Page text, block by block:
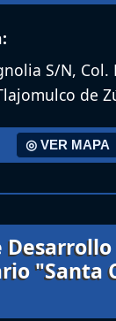
S/N, Col.
de
◎ VER MAPA
Desarrollo
"Santa